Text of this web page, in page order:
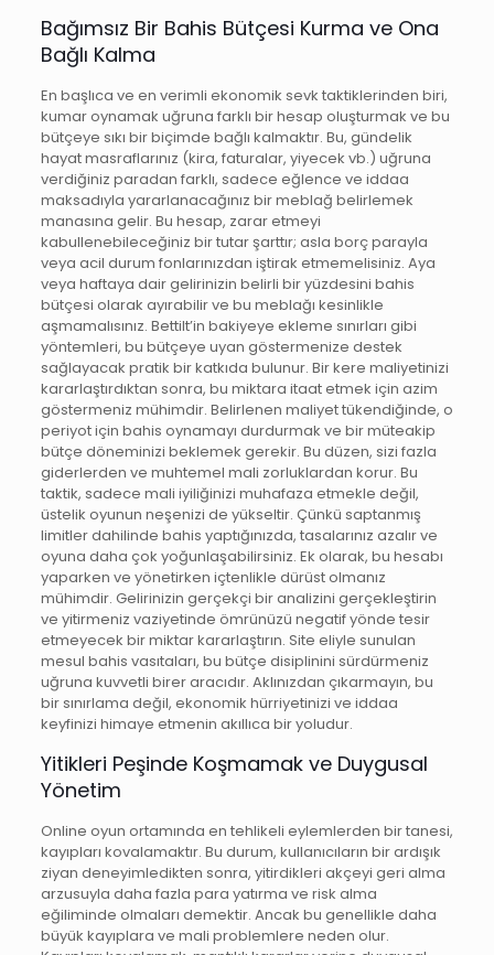
Bağımsız Bir Bahis Bütçesi Kurma ve Ona
Bağlı Kalma
En başlıca ve en verimli ekonomik sevk taktiklerinden biri,
kumar oynamak uğruna farklı bir hesap oluşturmak ve bu
bütçeye sıkı bir biçimde bağlı kalmaktır. Bu, gündelik
hayat masraflarınız (kira, faturalar, yiyecek vb.) uğruna
verdiğiniz paradan farklı, sadece eğlence ve iddaa
maksadıyla yararlanacağınız bir meblağ belirlemek
manasına gelir. Bu hesap, zarar etmeyi
kabullenebileceğiniz bir tutar şarttır; asla borç parayla
veya acil durum fonlarınızdan iştirak etmemelisiniz. Aya
veya haftaya dair gelirinizin belirli bir yüzdesini bahis
bütçesi olarak ayırabilir ve bu meblağı kesinlikle
aşmamalısınız. Bettilt’in bakiyeye ekleme sınırları gibi
yöntemleri, bu bütçeye uyan göstermenize destek
sağlayacak pratik bir katkıda bulunur. Bir kere maliyetinizi
kararlaştırdıktan sonra, bu miktara itaat etmek için azim
göstermeniz mühimdir. Belirlenen maliyet tükendiğinde, o
periyot için bahis oynamayı durdurmak ve bir müteakip
bütçe döneminizi beklemek gerekir. Bu düzen, sizi fazla
giderlerden ve muhtemel mali zorluklardan korur. Bu
taktik, sadece mali iyiliğinizi muhafaza etmekle değil,
üstelik oyunun neşenizi de yükseltir. Çünkü saptanmış
limitler dahilinde bahis yaptığınızda, tasalarınız azalır ve
oyuna daha çok yoğunlaşabilirsiniz. Ek olarak, bu hesabı
yaparken ve yönetirken içtenlikle dürüst olmanız
mühimdir. Gelirinizin gerçekçi bir analizini gerçekleştirin
ve yitirmeniz vaziyetinde ömrünüzü negatif yönde tesir
etmeyecek bir miktar kararlaştırın. Site eliyle sunulan
mesul bahis vasıtaları, bu bütçe disiplinini sürdürmeniz
uğruna kuvvetli birer aracıdır. Aklınızdan çıkarmayın, bu
bir sınırlama değil, ekonomik hürriyetinizi ve iddaa
keyfinizi himaye etmenin akıllıca bir yoludur.
Yitikleri Peşinde Koşmamak ve Duygusal
Yönetim
Online oyun ortamında en tehlikeli eylemlerden bir tanesi,
kayıpları kovalamaktır. Bu durum, kullanıcıların bir ardışık
ziyan deneyimledikten sonra, yitirdikleri akçeyi geri alma
arzusuyla daha fazla para yatırma ve risk alma
eğiliminde olmaları demektir. Ancak bu genellikle daha
büyük kayıplara ve mali problemlere neden olur.